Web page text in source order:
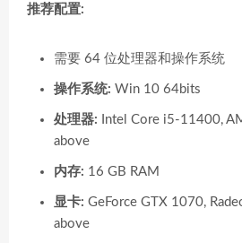
推荐配置:
需要 64 位处理器和操作系统
操作系统: Win 10 64bits
处理器: Intel Core i5-11400,
above
内存: 16 GB RAM
显卡: GeForce GTX 1070,
above